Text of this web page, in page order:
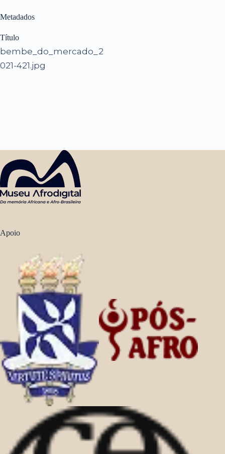
Metadados
Título
bembe_do_mercado_2
021-421.jpg
Apoio